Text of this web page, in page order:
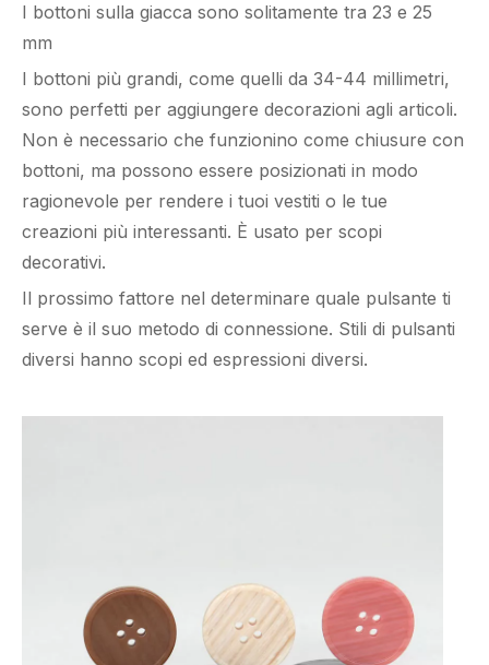
I bottoni sulla giacca sono solitamente tra 23 e 25
mm
I bottoni più grandi, come quelli da 34-44 millimetri,
sono perfetti per aggiungere decorazioni agli articoli.
Non è necessario che funzionino come chiusure con
bottoni, ma possono essere posizionati in modo
ragionevole per rendere i tuoi vestiti o le tue
creazioni più interessanti. È usato per scopi
decorativi.
Il prossimo fattore nel determinare quale pulsante ti
serve è il suo metodo di connessione. Stili di pulsanti
diversi hanno scopi ed espressioni diversi.